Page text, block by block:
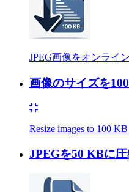
JPEG画像をオンライ
画像のサイズを
Resize images to 100
JPEGを50 KBに